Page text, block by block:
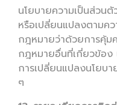
นโยบายความเป็นส่วน
หรือเปลี่ยนแปลงตามคว
กฎหมายว่าด้วยการคุ้ม
กฎหมายอื่นที่เกี่ยวข้อง
การเปลี่ยนแปลงนโยบา
ๆ